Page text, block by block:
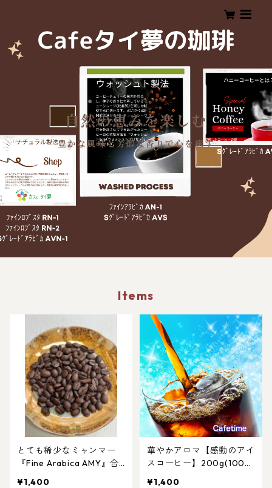
自然の恵みを楽しむ
豊かな風味と芳醇な香りで心を癒す
Items
とても稀少なミャンマー
『Fine Arabica AMY』合
¥1,400
華やかアロマ【感動のアイ
スコーヒー】200g(100入
¥1,400